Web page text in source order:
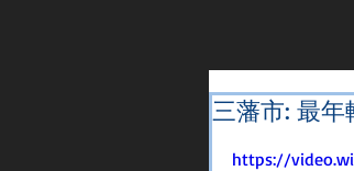
三藩市: 最年
https://